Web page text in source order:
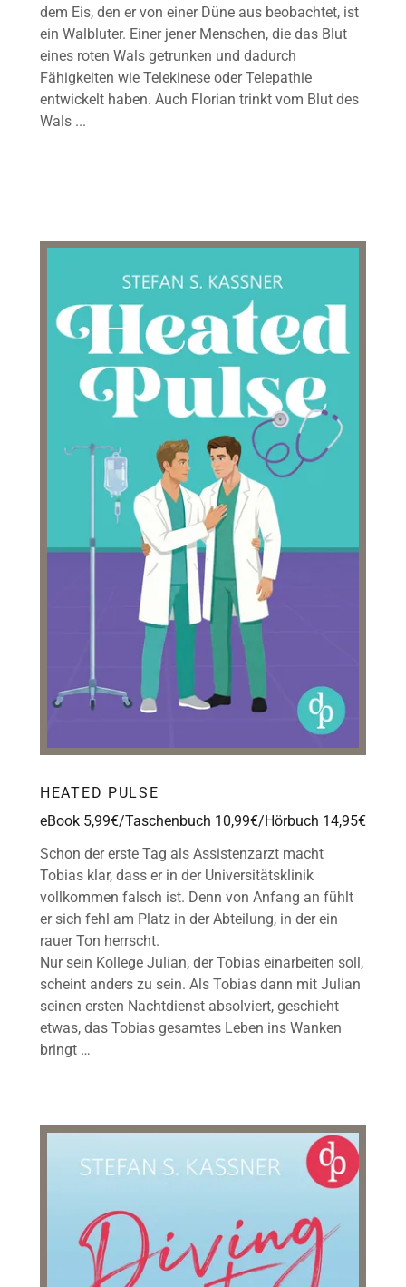
dem Eis, den er von einer Düne aus beobachtet, ist
ein Walbluter. Einer jener Menschen, die das Blut
eines roten Wals getrunken und dadurch
Fähigkeiten wie Telekinese oder Telepathie
entwickelt haben. Auch Florian trinkt vom Blut des
Wals ...
HEATED PULSE
eBook 5,99€/Taschenbuch 10,99€/Hörbuch 14,95€
Schon der erste Tag als Assistenzarzt macht
Tobias klar, dass er in der Universitätsklinik
vollkommen falsch ist. Denn von Anfang an fühlt
er sich fehl am Platz in der Abteilung, in der ein
rauer Ton herrscht.
Nur sein Kollege Julian, der Tobias einarbeiten soll,
scheint anders zu sein. Als Tobias dann mit Julian
seinen ersten Nachtdienst absolviert, geschieht
etwas, das Tobias gesamtes Leben ins Wanken
bringt …